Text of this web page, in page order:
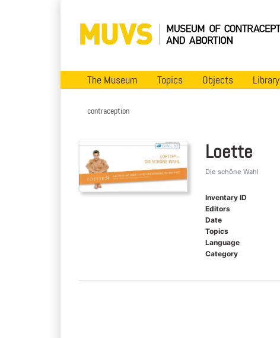
The Museum Topics Objects Library
contraception
Loette
Die schöne Wahl
Inventary ID
Editors
Date
Topics
Language
Category